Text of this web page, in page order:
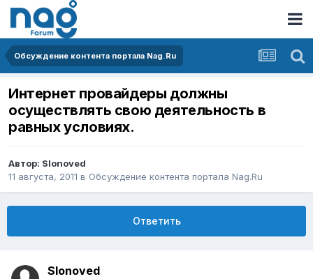
Обсуждение контента портала Nag.Ru
Интернет провайдеры должны
осуществлять свою деятельность в
равных условиях.
Автор: Slonoved
11 августа, 2011 в Обсуждение контента портала Nag.Ru
Ответить
Slonoved